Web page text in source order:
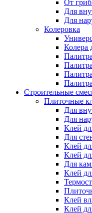
От
Для
Для
Колеровка
Колера
Строительные
Плиточные
Для
Для
Клей
Для
Клей
Клей
Для
Клей
Клей
Клей